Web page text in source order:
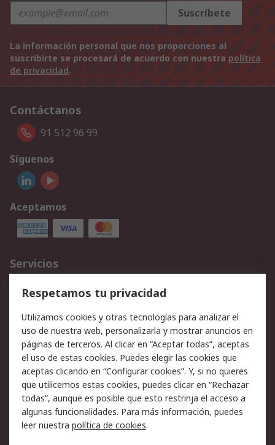
Suscríbete
La información personal que nos proporciones al
suscribirte se procesará de acuerdo con nuestra política
de privacidad.
Contáctanos
91 512 96 99
Síguenos
Aceptamos
Servicios
Cómo realizar pedidos
Devoluciones
Facturación y pago
Ofertas
Soporte técnico
Legal
Aviso legal
Política de privacidad -
Actualizada
Política sobre cookies
Seguridad de emails
Certificaciones de
Condiciones de venta
Respetamos tu privacidad
Utilizamos cookies y otras tecnologías para analizar el
uso de nuestra web, personalizarla y mostrar anuncios en
páginas de terceros. Al clicar en “Aceptar todas”, aceptas
el uso de estas cookies. Puedes elegir las cookies que
aceptas clicando en “Configurar cookies”. Y, si no quieres
que utilicemos estas cookies, puedes clicar en “Rechazar
todas”, aunque es posible que esto restrinja el acceso a
algunas funcionalidades. Para más información, puedes
leer nuestra política de cookies.